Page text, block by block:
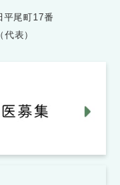
平尾町17番
表）